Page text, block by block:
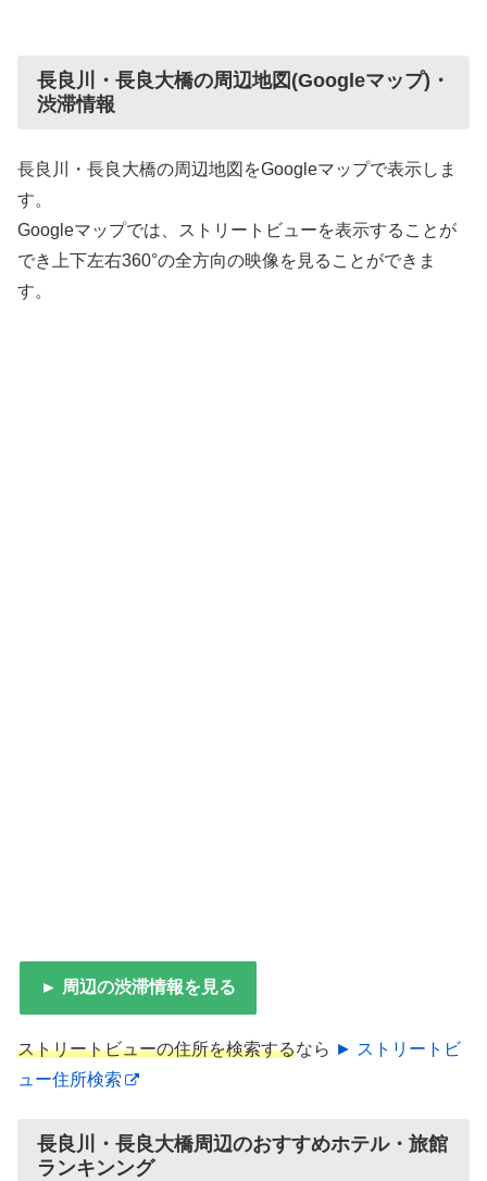
長良川・長良大橋の周辺地図(Googleマップ)・
渋滞情報
長良川・長良大橋の周辺地図をGoogleマップで表示しま
す。
Googleマップでは、ストリートビューを表示することが
でき上下左右360°の全方向の映像を見ることができま
す。
► 周辺の渋滞情報を見る
ストリートビューの住所を検索するなら ► ストリートビ
ュー住所検索
長良川・長良大橋周辺のおすすめホテル・旅館
ランキンング